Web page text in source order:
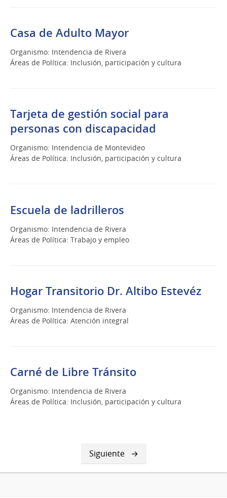
Casa de Adulto Mayor
Organismo: Intendencia de Rivera
Áreas de Política: Inclusión, participación y cultura
Tarjeta de gestión social para
personas con discapacidad
Organismo: Intendencia de Montevideo
Áreas de Política: Inclusión, participación y cultura
Escuela de ladrilleros
Organismo: Intendencia de Rivera
Áreas de Política: Trabajo y empleo
Hogar Transitorio Dr. Altibo Estevéz
Organismo: Intendencia de Rivera
Áreas de Política: Atención integral
Carné de Libre Tránsito
Organismo: Intendencia de Rivera
Áreas de Política: Inclusión, participación y cultura
Siguiente
página
Siguiente